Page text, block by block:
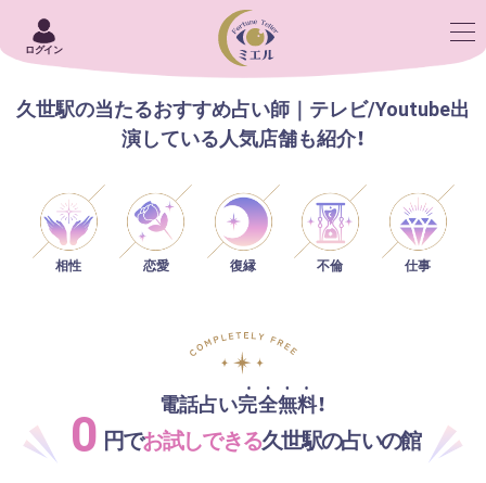
ログイン
久世駅の当たるおすすめ占い師｜テレビ/Youtube出
演している人気店舗も紹介！
相性 恋愛 復縁 不倫 仕事
電話占い完全無料！
0 円でお試しできる久世駅の占いの館